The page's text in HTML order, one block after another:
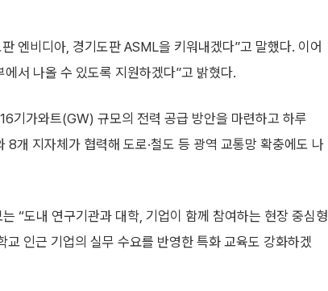
엔비디아, 경기도판 ASML을 키워내겠다”고 말했다. 이어
서 나올 수 있도록 지원하겠다”고 밝혔다.
기가와트(GW) 규모의 전력 공급 방안을 마련하고 하루
개 지자체가 협력해 도로·철도 등 광역 교통망 확충에도 나
“도내 연구기관과 대학, 기업이 함께 참여하는 현장 중심형
인근 기업의 실무 수요를 반영한 특화 교육도 강화하겠